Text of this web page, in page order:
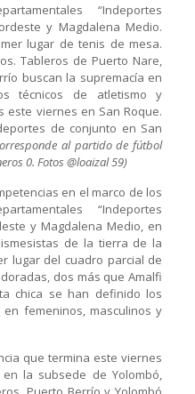
“Indeportes
y Magdalena Medio.
lugar de tenis de mesa.
Tableros de Puerto Nare,
buscan la supremacía en
técnicos de atletismo y
este viernes en San Roque.
de conjunto en San
al partido de fútbol
0. Fotos @loaizal 59)
en el marco de los
“Indeportes
y Magdalena Medio, en
de la tierra de la
lugar del cuadro parcial de
dos más que Amalfi
chica se han definido los
femeninos, masculinos y
que termina este viernes
la subsede de Yolombó,